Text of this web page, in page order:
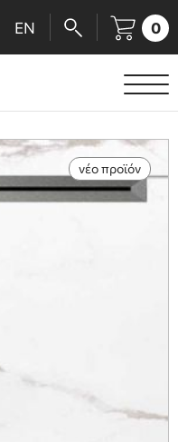
EN 0
νέο προϊόν